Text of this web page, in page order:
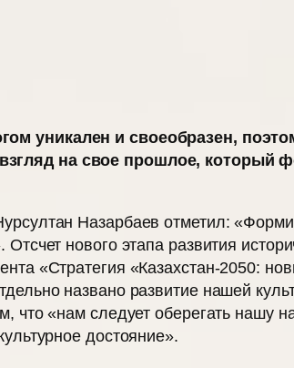
уникален и своеобразен,
на свое прошлое, который
Назарбаев отметил:
нового этапа развития
«Стратегия «Казахстан-2050:
названо развитие нашей
что «нам следует оберегать нашу
достояние».